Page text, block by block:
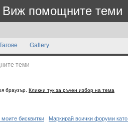
Виж помощните теми
Gallery
теми
браузър. Кликни тук за ръчен избор на тема
моите бисквитки
Маркирай всички форуми